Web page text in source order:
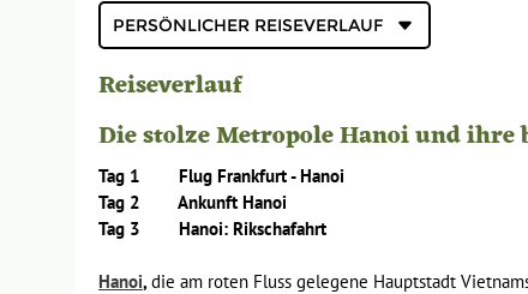
Reiseverlauf
Reiseverlauf
Die stolze Metropole Hanoi und ihre
Tag 1 Flug Frankfurt -Hanoi
Tag 2 Ankunft Hanoi
Tag 3 Hanoi: Rikschafahrt
Hanoi,die am roten Fluss gelegene Hauptstadt